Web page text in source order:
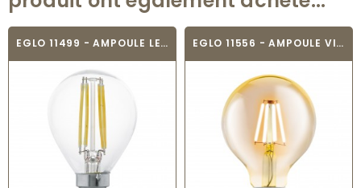
EGLO 11499 - AMPOULE LED - LED_E14 EGLO 11556 - AMPOULE VINTAGE LED - LED_E27